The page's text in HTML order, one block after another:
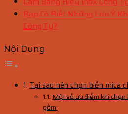
Bạn Có Biết Những Lưu Ý
Công Ty?
Nội Dung
Tại sao nên chọn biển mica
Một số ưu điểm khi
gồm: